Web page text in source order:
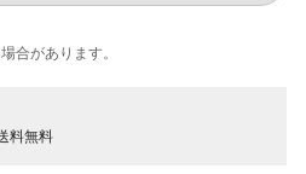
合が​あります。
料無料